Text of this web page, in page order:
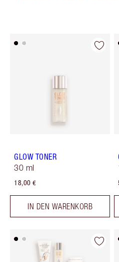
GLOW TONER
30 ml
18,00 €
IN DEN WARENKORB